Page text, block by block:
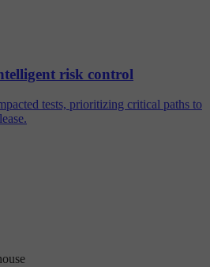
risk control
tests, prioritizing critical paths to